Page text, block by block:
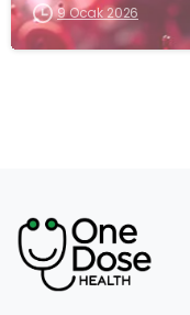
9 Ocak 2026